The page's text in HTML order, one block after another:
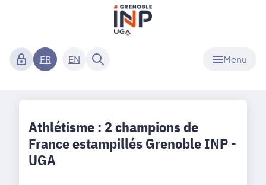
Menu
FR EN
Athlétisme : 2 champions de
France estampillés Grenoble INP -
UGA